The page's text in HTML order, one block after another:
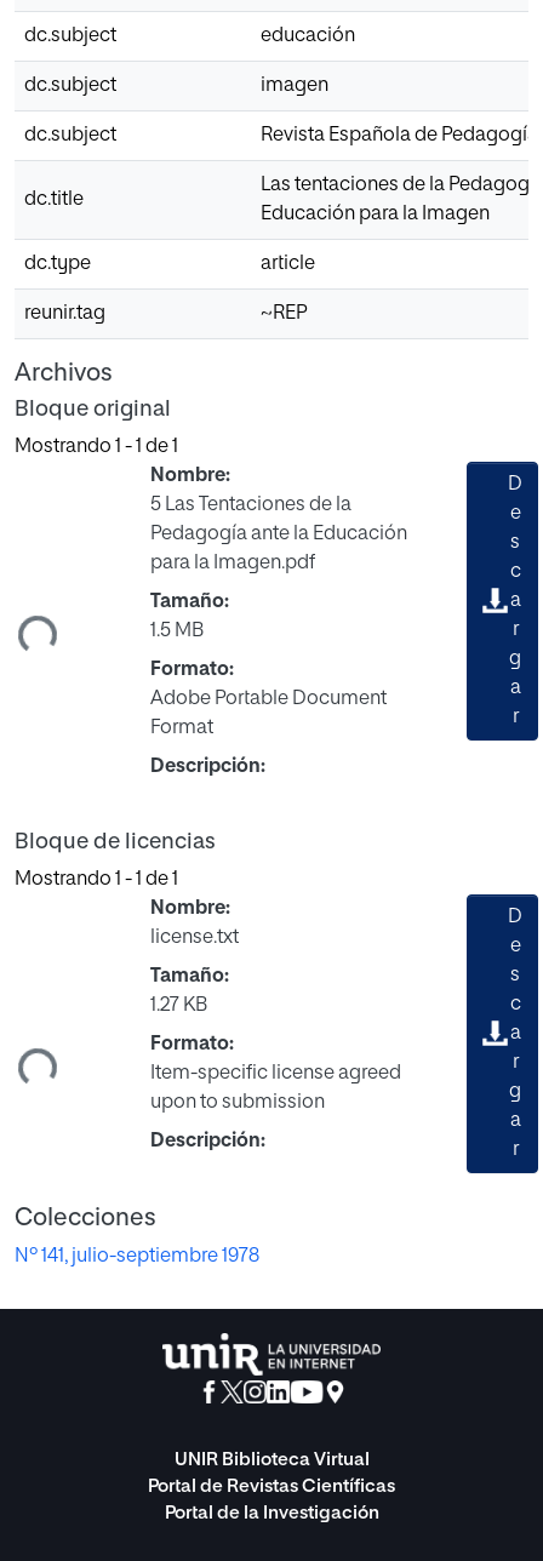
dc.subject educación
dc.subject imagen
dc.subject Revista Española de Pedagogía
dc.title
Las tentaciones de la
Educación para la Imagen
dc.type article
reunir.tag ~REP
Archivos
Bloque original
Mostrando 1 - 1 de 1
Nombre:
5 Las Tentaciones de la
Pedagogía ante la Educación
para la Imagen.pdf
Tamaño:
1.5 MB
Formato:
Adobe Portable Document
Format
Descripción:
D
e
s
c
a
r
g
a
r
Bloque de licencias
Mostrando 1 - 1 de 1
Nombre:
license.txt
Tamaño:
1.27 KB
Formato:
Item-specific license agreed
upon to submission
Descripción:
D
e
s
c
a
r
g
a
r
Colecciones
Nº 141, julio-septiembre 1978
UNIR Biblioteca Virtual
Portal de Revistas Científicas
Portal de la Investigación